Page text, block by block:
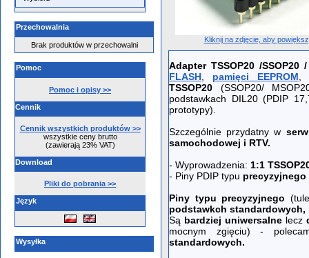
Przechowalnia
Brak produktów w przechowalni
Pomoc
Pomoc i opisy >>
Cennik
Cennik wszystkich produktów >>
wszystkie ceny brutto
(zawierają 23% VAT)
Download
Pliki do pobrania >>
Język
Wysyłka
Kliknij na zdjęcie, aby
Adapter TSSOP20 /SSOP20
FLASH
pamięci EEPROM
TSSOP20
(SSOP20/
podstawkach DIL20 (PDIP
prototypy).
Szczególnie przydatny w
samochodowej i RTV.
- Wyprowadzenia: 1:1
- Piny PDIP typu precyzyjnego
Piny typu precyzyjnego
podstawkch
Są bardziej uniwersalne lecz
mocnym zgięciu) -
standardowych.